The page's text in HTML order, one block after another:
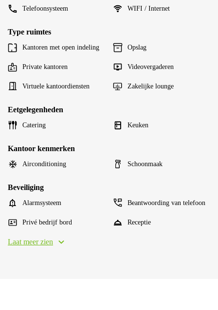
Telefoonsysteem WIFI / Internet
Type ruimtes
Kantoren met open indeling Opslag
Private kantoren Videovergaderen
Virtuele kantoordiensten Zakelijke lounge
Eetgelegenheden
Catering Keuken
Kantoor kenmerken
Airconditioning Schoonmaak
Beveiliging
Alarmsysteem Beantwoording van telefoon
Privé bedrijf bord Receptie
Laat meer zien